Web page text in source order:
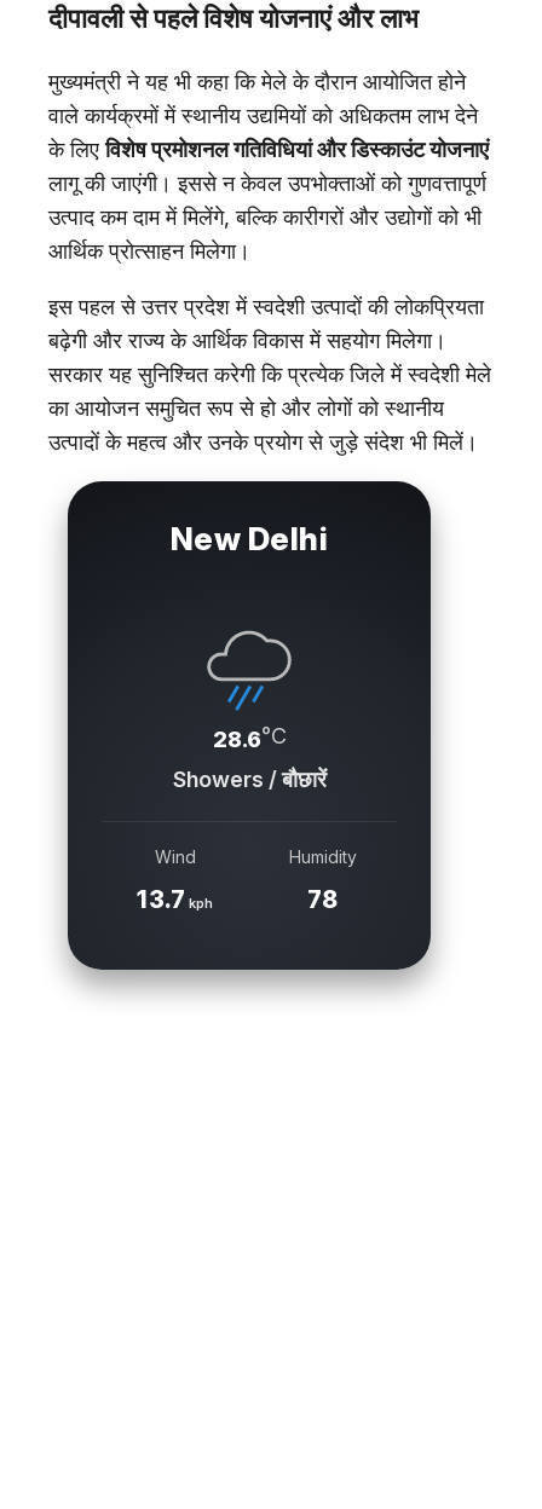
दीपावली से पहले विशेष योजनाएं और लाभ
मुख्यमंत्री ने यह भी कहा कि मेले के दौरान आयोजित होने
वाले कार्यक्रमों में स्थानीय उद्यमियों को अधिकतम लाभ देने
के लिएविशेष प्रमोशनल गतिविधियां और डिस्काउंट योजनाएं
लागू की जाएंगी। इससे न केवल उपभोक्ताओं को गुणवत्तापूर्ण
उत्पाद कम दाम में मिलेंगे, बल्कि कारीगरों और उद्योगों को भी
आर्थिक प्रोत्साहन मिलेगा।
इस पहल से उत्तर प्रदेश में स्वदेशी उत्पादों की लोकप्रियता
बढ़ेगी और राज्य के आर्थिक विकास में सहयोग मिलेगा।
सरकार यह सुनिश्चित करेगी कि प्रत्येक जिले में स्वदेशी मेले
का आयोजन समुचित रूप से हो और लोगों को स्थानीय
उत्पादों के महत्व और उनके प्रयोग से जुड़े संदेश भी मिलें।
New Delhi
28.6°C
Showers / बौछारें
Wind
13.7 kph
Humidity
78